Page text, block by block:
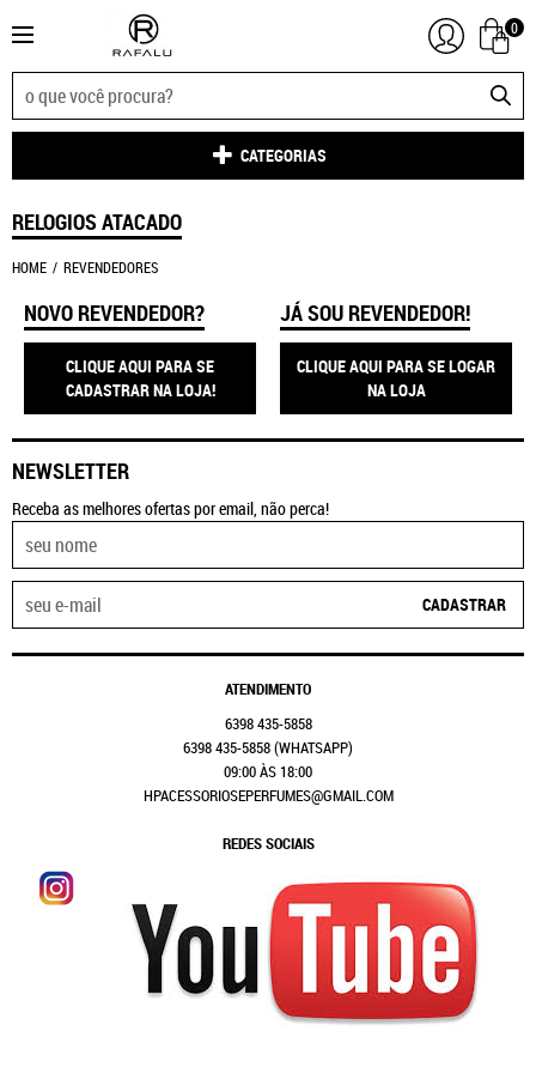
0
CATEGORIAS
RELOGIOS ATACADO
HOME REVENDEDORES
NOVO REVENDEDOR?
CLIQUE AQUI PARA SE
CADASTRAR NA LOJA!
JÁ SOU REVENDEDOR!
CLIQUE AQUI PARA SE LOGAR
NA LOJA
NEWSLETTER
Receba as melhores ofertas por email, não perca!
CADASTRAR
ATENDIMENTO
6398435-5858
6398435-5858(WHATSAPP)
09:00 ÀS 18:00
HPACESSORIOSEPERFUMES@GMAIL.COM
REDES SOCIAIS